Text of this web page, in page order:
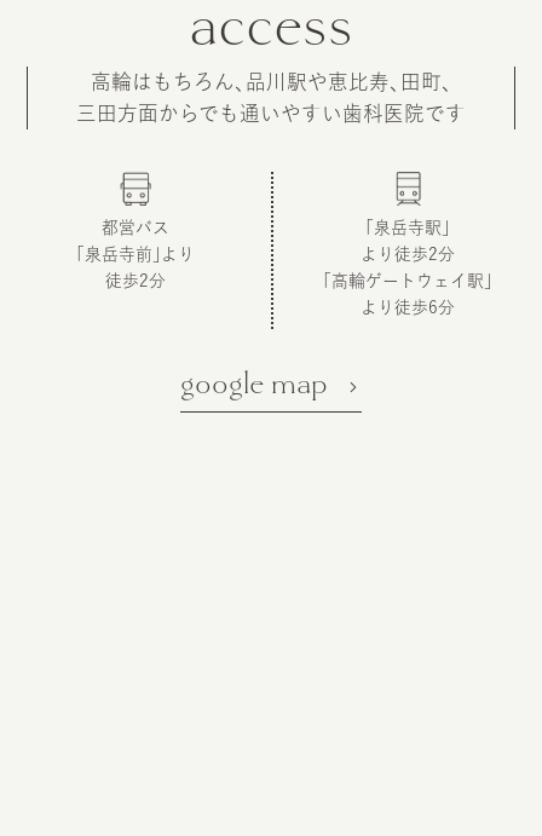
access
高輪はもちろん、品川駅や恵比寿、田町、
三田方面からでも通いやすい歯科医院です
都営バス
「泉岳寺前」より
徒歩2分
「泉岳寺駅」
より徒歩2分
「高輪ゲートウェイ駅」
より徒歩6分
google map